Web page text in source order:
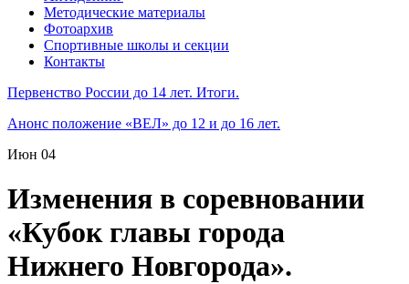
Методические материалы
Фотоархив
Спортивные школы и секции
Контакты
Первенство России до 14 лет. Итоги.
Анонс положение «ВЕЛ» до 12 и до 16 лет.
Июн 04
Изменения в соревновании
«Кубок главы города
Нижнего Новгорода».